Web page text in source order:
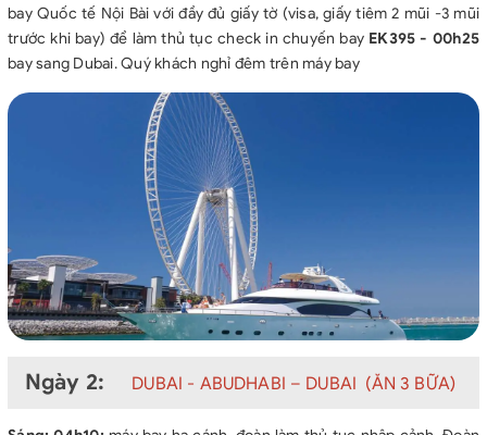
bay Quốc tế Nội Bài với đầy đủ giấy tờ (visa, giấy tiêm 2 mũi -3 mũi
trước khi bay) để làm thủ tục check in chuyến bay EK395 - 00h25
bay sang Dubai. Quý khách nghỉ đêm trên máy bay
Ngày 2: DUBAI - ABUDHABI – DUBAI (ĂN 3 BỮA)